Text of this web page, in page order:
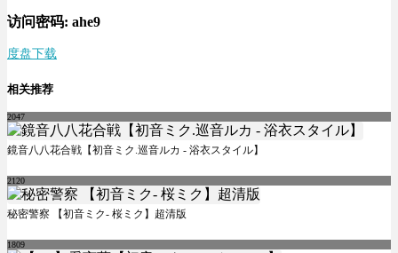
访问密码: ahe9
度盘下载
相关推荐
2047
鏡音八八花合戦【初音ミク.巡音ルカ - 浴衣スタイル】
2120
秘密警察 【初音ミク- 桜ミク】超清版
1809